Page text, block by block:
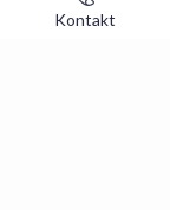
Kontakt